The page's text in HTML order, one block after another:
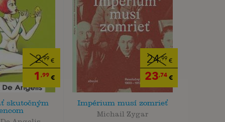
2,99 €
1 ,99 €
skutočným
Angelis
24,99 €
23,74€
Impérium musí zomrieť
Michail Zygar